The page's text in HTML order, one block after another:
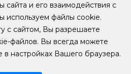
сайта и его взаимодействия с
используем файлы cookie.
с сайтом, Вы разрешаете
файлов. Вы всегда можете
в настройках Вашего браузера.